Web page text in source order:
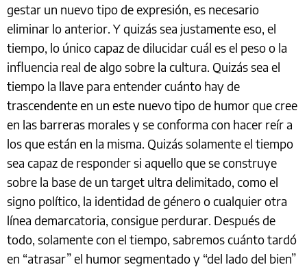
gestar un nuevo tipo de expresión, es necesario
eliminar lo anterior. Y quizás sea justamente eso, el
tiempo, lo único capaz de dilucidar cuál es el peso o la
influencia real de algo sobre la cultura. Quizás sea el
tiempo la llave para entender cuánto hay de
trascendente en un este nuevo tipo de humor que cree
en las barreras morales y se conforma con hacer reír a
los que están en la misma. Quizás solamente el tiempo
sea capaz de responder si aquello que se construye
sobre la base de un target ultra delimitado, como el
signo político, la identidad de género o cualquier otra
línea demarcatoria, consigue perdurar. Después de
todo, solamente con el tiempo, sabremos cuánto tardó
en “atrasar” el humor segmentado y “del lado del bien”